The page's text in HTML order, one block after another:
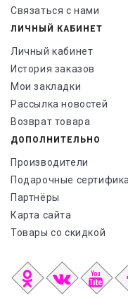
Связаться с нами
ЛИЧНЫЙ КАБИНЕТ
Личный кабинет
История заказов
Мои закладки
Рассылка новостей
Возврат товара
ДОПОЛНИТЕЛЬНО
Производители
Подарочные
Партнёры
Карта сайта
Товары со скидкой